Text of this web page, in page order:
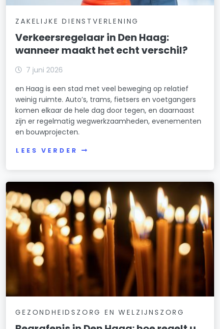
ZAKELIJKE DIENSTVERLENING
Verkeersregelaar in Den Haag:
wanneer maakt het echt verschil?
7 juni 2026
en Haag is een stad met veel beweging op relatief
weinig ruimte. Auto’s, trams, fietsers en voetgangers
komen elkaar de hele dag door tegen, en daarnaast
zijn er regelmatig wegwerkzaamheden, evenementen
en bouwprojecten.
LEES VERDER
GEZONDHEIDSZORG EN WELZIJNSZORG